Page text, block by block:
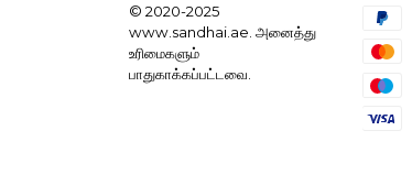
© 2020-2025
www.sandhai.ae. அனைத்து
உரிமைகளும்
பாதுகாக்கப்பட்டவை.